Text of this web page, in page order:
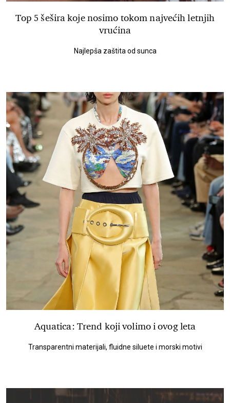
Top 5 šešira koje nosimo tokom najvećih letnjih
vrućina
Najlepša zaštita od sunca
Aquatica: Trend koji volimo i ovog leta
Transparentni materijali, fluidne siluete i morski motivi